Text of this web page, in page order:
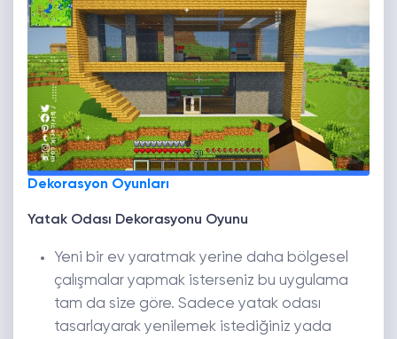
Dekorasyon Oyunları
Yatak Odası Dekorasyonu Oyunu
Yeni bir ev yaratmak yerine daha bölgesel
çalışmalar yapmak isterseniz bu uygulama
tam da size göre. Sadece yatak odası
tasarlayarak yenilemek istediğiniz yada